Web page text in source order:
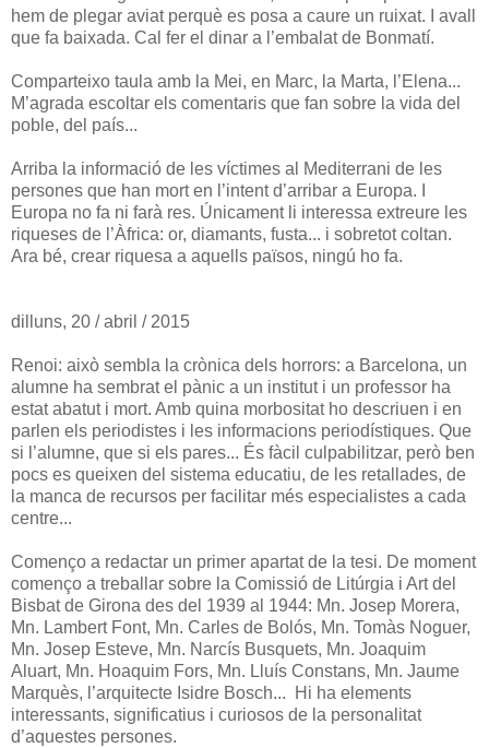
hem de plegar aviat perquè es posa a caure un ruixat. I avall
que fa baixada. Cal fer el dinar a l’embalat de Bonmatí.
Comparteixo taula amb la Mei, en Marc, la Marta, l’Elena...
M’agrada escoltar els comentaris que fan sobre la vida del
poble, del país...
Arriba la informació de les víctimes al Mediterrani de les
persones que han mort en l’intent d’arribar a Europa. I
Europa no fa ni farà res. Únicament li interessa extreure les
riqueses de l’Àfrica: or, diamants, fusta... i sobretot coltan.
Ara bé, crear riquesa a aquells països, ningú ho fa.
dilluns, 20 / abril / 2015
Renoi: això sembla la crònica dels horrors: a Barcelona, un
alumne ha sembrat el pànic a un institut i un professor ha
estat abatut i mort. Amb quina morbositat ho descriuen i en
parlen els periodistes i les informacions periodístiques. Que
si l’alumne, que si els pares... És fàcil culpabilitzar, però ben
pocs es queixen del sistema educatiu, de les retallades, de
la manca de recursos per facilitar més especialistes a cada
centre...
Començo a redactar un primer apartat de la tesi. De moment
començo a treballar sobre la Comissió de Litúrgia i Art del
Bisbat de Girona des del 1939 al 1944: Mn. Josep Morera,
Mn. Lambert Font, Mn. Carles de Bolós, Mn. Tomàs Noguer,
Mn. Josep Esteve, Mn. Narcís Busquets, Mn. Joaquim
Aluart, Mn. Hoaquim Fors, Mn. Lluís Constans, Mn. Jaume
Marquès, l’arquitecte Isidre Bosch... Hi ha elements
interessants, significatius i curiosos de la personalitat
d’aquestes persones.